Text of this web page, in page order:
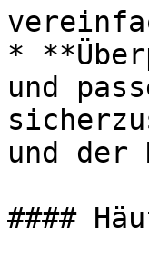
*
und
und der
####